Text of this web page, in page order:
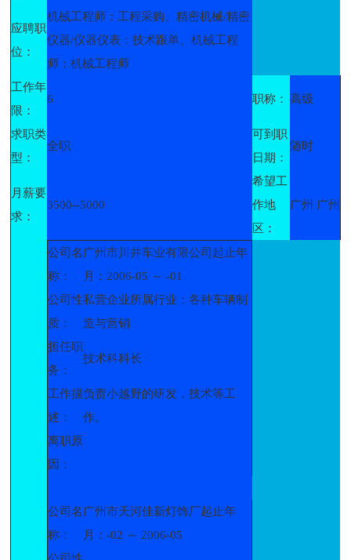
应聘职
位：
机械工程师：工程采购、精密机械/精密
仪器/仪器仪表：技术跟单、机械工程
师：机械工程师
工作年
限：
6 职称： 高级
求职类
型：
全职
可到职
日期：
随时
月薪要
求：
3500--5000
希望工
作地
区：
广州 广州
公司名
称：
广州市川井车业有限公司起止年
月：2006-05 ～ -01
公司性
质：
私营企业所属行业：各种车辆制
造与营销
担任职
务：
技术科科长
工作描
述：
负责小越野的研发，技术等工
作。
离职原
因：
公司名
称：
广州市天河佳新灯饰厂起止年
月：-02 ～ 2006-05